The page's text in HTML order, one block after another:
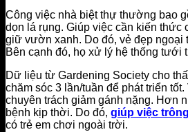
Công việc nhà biệt thự thường bao
dọn lá rụng. Giúp việc cần kiến thức
giữ vườn xanh. Do đó, vẻ đẹp ngoại
Bên cạnh đó, họ xử lý hệ thống tưới
Dữ liệu từ Gardening Society cho
chăm sóc 3 lần/tuần để phát triển
chuyên trách giảm gánh nặng. Hơn
bệnh kịp thời. Do đó, giúp việc
có trẻ em chơi ngoài trời.